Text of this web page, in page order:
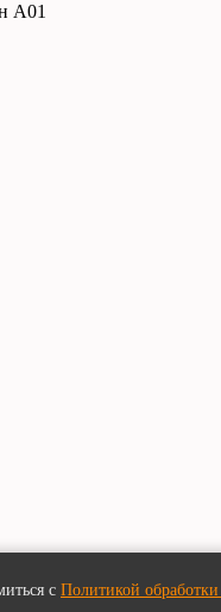
А01
с Политикой